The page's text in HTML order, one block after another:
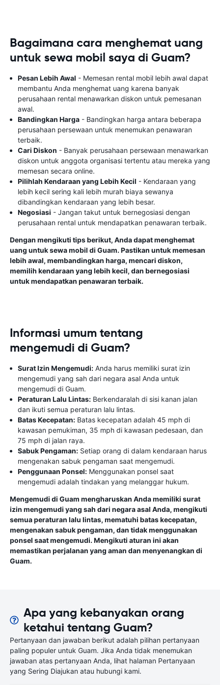
Bagaimana cara menghemat uang
untuk sewa mobil saya di Guam?
Pesan Lebih Awal - Memesan rental mobil lebih awal dapat
membantu Anda menghemat uang karena banyak
perusahaan rental menawarkan diskon untuk pemesanan
awal.
Bandingkan Harga - Bandingkan harga antara beberapa
perusahaan persewaan untuk menemukan penawaran
terbaik.
Cari Diskon - Banyak perusahaan persewaan menawarkan
diskon untuk anggota organisasi tertentu atau mereka yang
memesan secara online.
Pilihlah Kendaraan yang Lebih Kecil - Kendaraan yang
lebih kecil sering kali lebih murah biaya sewanya
dibandingkan kendaraan yang lebih besar.
Negosiasi - Jangan takut untuk bernegosiasi dengan
perusahaan rental untuk mendapatkan penawaran terbaik.
Dengan mengikuti tips berikut, Anda dapat menghemat
uang untuk sewa mobil di Guam. Pastikan untuk memesan
lebih awal, membandingkan harga, mencari diskon,
memilih kendaraan yang lebih kecil, dan bernegosiasi
untuk mendapatkan penawaran terbaik.
Informasi umum tentang
mengemudi di Guam?
Surat Izin Mengemudi: Anda harus memiliki surat izin
mengemudi yang sah dari negara asal Anda untuk
mengemudi di Guam.
Peraturan Lalu Lintas: Berkendaralah di sisi kanan jalan
dan ikuti semua peraturan lalu lintas.
Batas Kecepatan: Batas kecepatan adalah 45 mph di
kawasan pemukiman, 35 mph di kawasan pedesaan, dan
75 mph di jalan raya.
Sabuk Pengaman: Setiap orang di dalam kendaraan harus
mengenakan sabuk pengaman saat mengemudi.
Penggunaan Ponsel: Menggunakan ponsel saat
mengemudi adalah tindakan yang melanggar hukum.
Mengemudi di Guam mengharuskan Anda memiliki surat
izin mengemudi yang sah dari negara asal Anda, mengikuti
semua peraturan lalu lintas, mematuhi batas kecepatan,
mengenakan sabuk pengaman, dan tidak menggunakan
ponsel saat mengemudi. Mengikuti aturan ini akan
memastikan perjalanan yang aman dan menyenangkan di
Guam.
Apa yang kebanyakan orang
ketahui tentang Guam?
Pertanyaan dan jawaban berikut adalah pilihan pertanyaan
paling populer untuk Guam. Jika Anda tidak menemukan
jawaban atas pertanyaan Anda, lihat halaman Pertanyaan
yang Sering Diajukan atau hubungi kami.